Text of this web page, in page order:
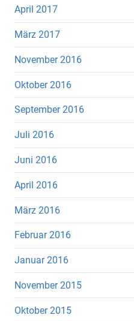
April 2017
März 2017
November 2016
Oktober 2016
September 2016
Juli 2016
Juni 2016
April 2016
März 2016
Februar 2016
Januar 2016
November 2015
Oktober 2015